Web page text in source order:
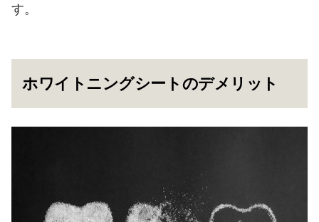
す。
ホワイトニングシートのデメリット